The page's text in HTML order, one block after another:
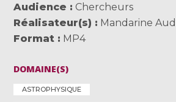
Audience
Chercheurs
Réalisateur(s)
Mandarine
Format
MP4
DOMAINE(S)
ASTROPHYSIQUE